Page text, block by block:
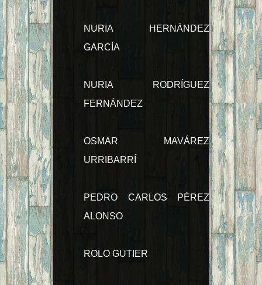
NURIA HERNÁNDEZ
GARCÍA
NURIA RODRÍGUEZ
FERNÁNDEZ
OSMAR MAVÁREZ
URRIBARRÍ
PEDRO CARLOS PÉREZ
ALONSO
ROLO GUTIER